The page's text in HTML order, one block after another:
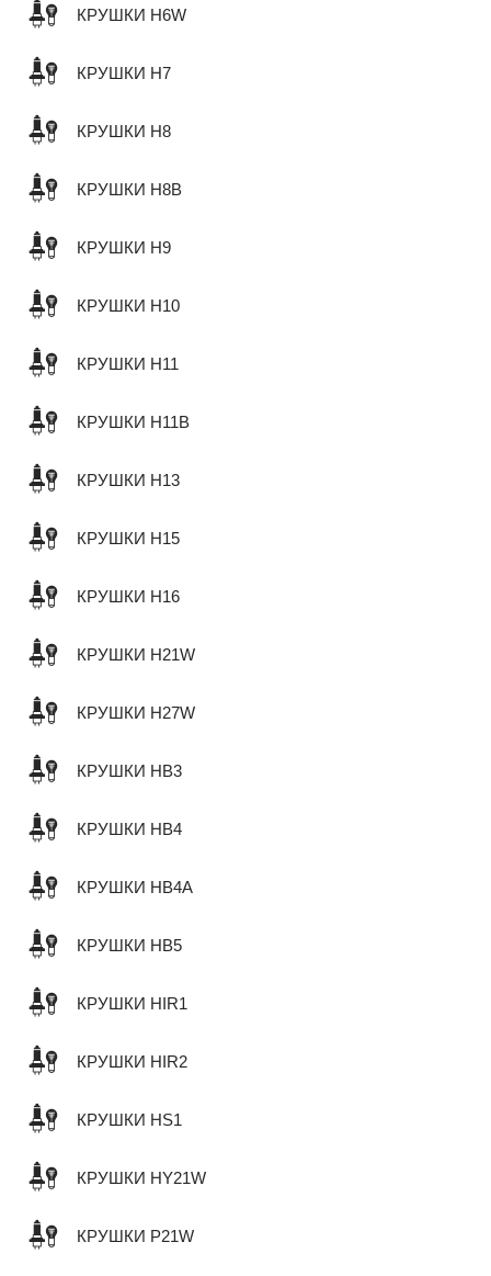
КРУШКИ H6W
КРУШКИ H7
КРУШКИ H8
КРУШКИ H8B
КРУШКИ H9
КРУШКИ H10
КРУШКИ H11
КРУШКИ H11B
КРУШКИ H13
КРУШКИ H15
КРУШКИ H16
КРУШКИ H21W
КРУШКИ H27W
КРУШКИ HB3
КРУШКИ HB4
КРУШКИ HB4A
КРУШКИ HB5
КРУШКИ HIR1
КРУШКИ HIR2
КРУШКИ HS1
КРУШКИ HY21W
КРУШКИ P21W